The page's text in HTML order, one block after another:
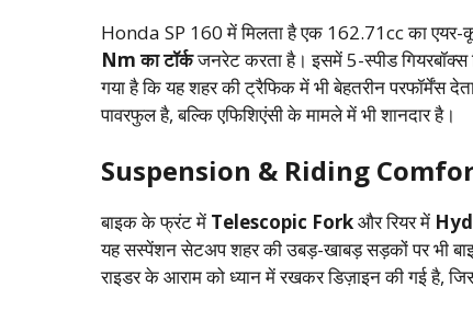
Honda SP 160 में मिलता है एक 162.71cc का
Nm का टॉर्कजनरेट करता है। इसमें 5-स्पीड गियरबॉक्स
गया है कि यह शहर की ट्रैफिक में भी बेहतरीन परफॉर्मेंस
पावरफुल है, बल्कि एफिशिएंसी के मामले में भी शानदार है।
Suspension & Riding
बाइक के फ्रंट में Telescopic Forkऔर रियर में
यह सस्पेंशन सेटअप शहर की उबड़-खाबड़ सड़कों पर भी
राइडर के आराम को ध्यान में रखकर डिज़ाइन की गई है,